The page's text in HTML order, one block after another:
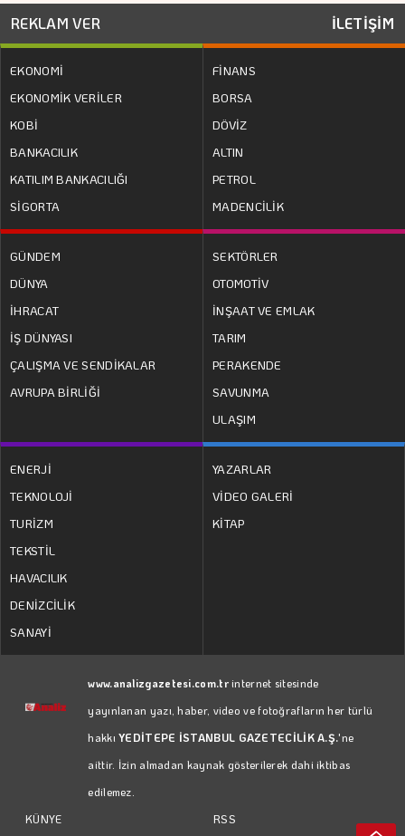
REKLAM VER İLETİŞİM
EKONOMİ
EKONOMİK VERİLER
KOBİ
BANKACILIK
KATILIM BANKACILIĞI
SİGORTA
FİNANS
BORSA
DÖVİZ
ALTIN
PETROL
MADENCİLİK
GÜNDEM
DÜNYA
İHRACAT
İŞ DÜNYASI
ÇALIŞMA VE SENDİKALAR
AVRUPA BİRLİĞİ
SEKTÖRLER
OTOMOTİV
İNŞAAT VE EMLAK
TARIM
PERAKENDE
SAVUNMA
ULAŞIM
ENERJİ
TEKNOLOJİ
TURİZM
TEKSTİL
HAVACILIK
DENİZCİLİK
SANAYİ
YAZARLAR
VİDEO GALERİ
KİTAP
www.analizgazetesi.com.trinternet sitesinde
yayınlanan yazı, haber, video ve fotoğrafların her türlü
hakkıYEDİTEPE İSTANBUL GAZETECİLİK A.Ş.'ne
aittir. İzin almadan kaynak gösterilerek dahi iktibas
edilemez.
KÜNYE
RSS